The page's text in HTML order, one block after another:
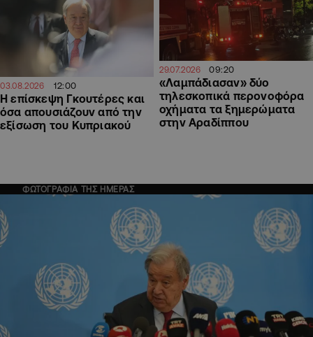
03.08.2026 12:00
Η επίσκεψη Γκουτέρες και
όσα απουσιάζουν από την
εξίσωση του Κυπριακού
29.07.2026 09:20
«Λαμπάδιασαν» δύο
τηλεσκοπικά περονοφόρα
οχήματα τα ξημερώματα
στην Αραδίππου
ΦΩΤΟΓΡΑΦΙΑ ΤΗΣ ΗΜΕΡΑΣ